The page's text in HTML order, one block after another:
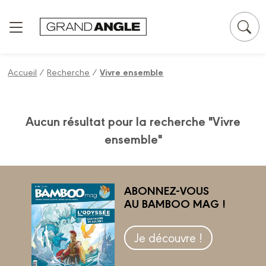
Accueil /Recherche /Vivre ensemble
Aucun résultat pour la recherche "Vivre
ensemble"
ABONNEZ-VOUS
AU BAMBOO MAG !
Je découvre !